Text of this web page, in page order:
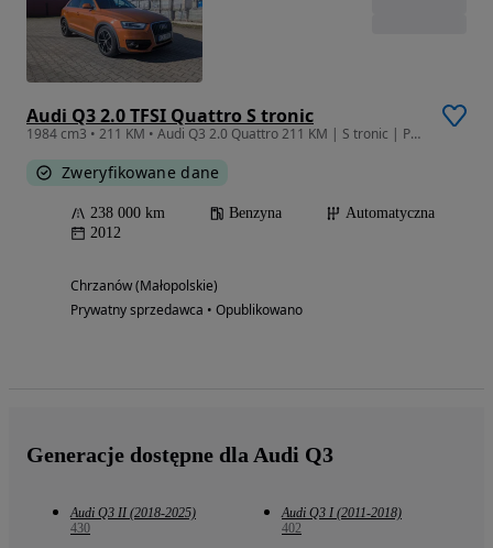
Audi Q3 2.0 TFSI Quattro S tronic
1984 cm3 • 211 KM • Audi Q3 2.0 Quattro 211 KM | S tronic | Polski salon | 2 właściciel
Zweryfikowane dane
238 000 km Benzyna
Automatyczna
2012
Chrzanów (Małopolskie)
Prywatny sprzedawca • Opublikowano
Generacje dostępne dla Audi Q3
Audi Q3 II (2018-2025)
430
Audi Q3 I (2011-2018)
402